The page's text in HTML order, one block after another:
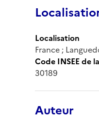
Localisation
France ;
Code INSEE de
30189
Auteur